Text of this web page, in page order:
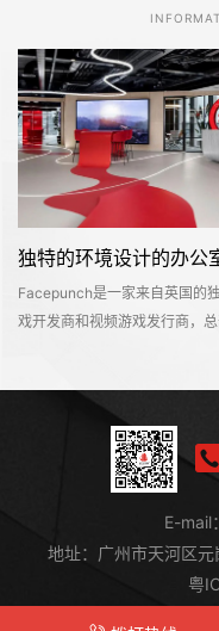
Facepunch是一家来自英国的
戏开发商和视频游戏发行商，总
所有员工的社交活动中心，同时
对外接待公众，让明天呢参观和
念产品和相关商品。这个独特
着丰富的场景、游戏和社交空间
吸引员工和访客想要进入其中
E-mail
地址：广州市天河区
粤